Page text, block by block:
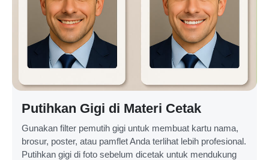
Putihkan Gigi di Materi Cetak
Gunakan filter pemutih gigi untuk membuat kartu nama,
brosur, poster, atau pamflet Anda terlihat lebih profesional.
Putihkan gigi di foto sebelum dicetak untuk mendukung